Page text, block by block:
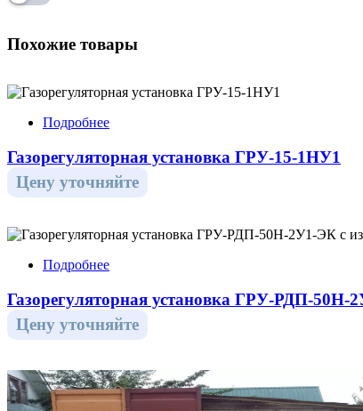
Похожие товары
Подробнее
Газорегуляторная установка ГРУ-15-1НУ1
Цену уточняйте
Подробнее
Газорегуляторная установка ГРУ-РДП-
Цену уточняйте